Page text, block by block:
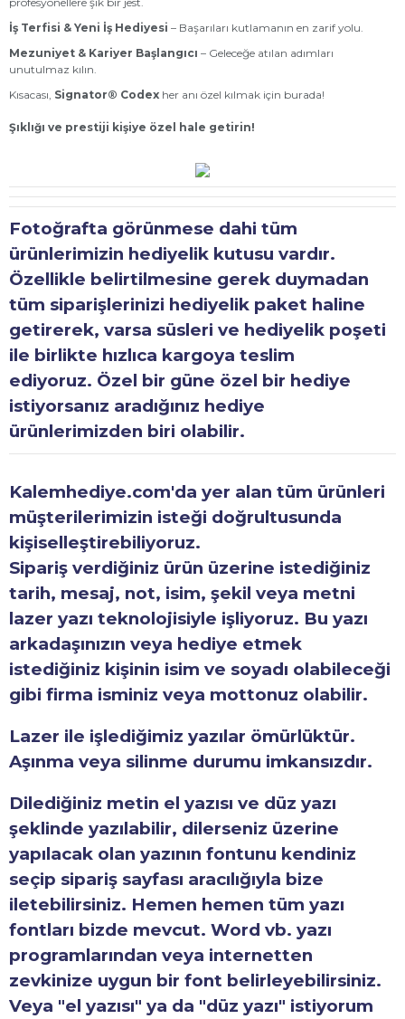
İş Terfisi & Yeni İş Hediyesi – Başarıları kutlamanın en zarif yolu.
Mezuniyet & Kariyer Başlangıcı – Geleceğe atılan adımları
unutulmaz kılın.
Kısacası, Signator® Codex her anı özel kılmak için burada!
Şıklığı ve prestiji kişiye özel hale getirin!
Fotoğrafta görünmese dahi tüm
ürünlerimizin hediyelik kutusu vardır.
Özellikle belirtilmesine gerek duymadan
tüm siparişlerinizi hediyelik paket haline
getirerek, varsa süsleri ve hediyelik poşeti
ile birlikte hızlıca kargoya teslim
ediyoruz. Özel bir güne özel bir hediye
istiyorsanız aradığınız hediye
ürünlerimizden biri olabilir.
Kalemhediye.com'da yer alan tüm ürünleri
müşterilerimizin isteği doğrultusunda
kişiselleştirebiliyoruz.
Sipariş verdiğiniz ürün üzerine istediğiniz
tarih, mesaj, not, isim, şekil veya metni
lazer yazı teknolojisiyle işliyoruz. Bu yazı
arkadaşınızın veya hediye etmek
istediğiniz kişinin isim ve soyadı olabileceği
gibi firma isminiz veya mottonuz olabilir.
Lazer ile işlediğimiz yazılar ömürlüktür.
Aşınma veya silinme durumu imkansızdır.
Dilediğiniz metin el yazısı ve düz yazı
şeklinde yazılabilir, dilerseniz üzerine
yapılacak olan yazının fontunu kendiniz
seçip sipariş sayfası aracılığıyla bize
iletebilirsiniz. Hemen hemen tüm yazı
fontları bizde mevcut. Word vb. yazı
programlarından veya internetten
zevkinize uygun bir font belirleyebilirsiniz.
Veya "el yazısı" ya da "düz yazı" istiyorum